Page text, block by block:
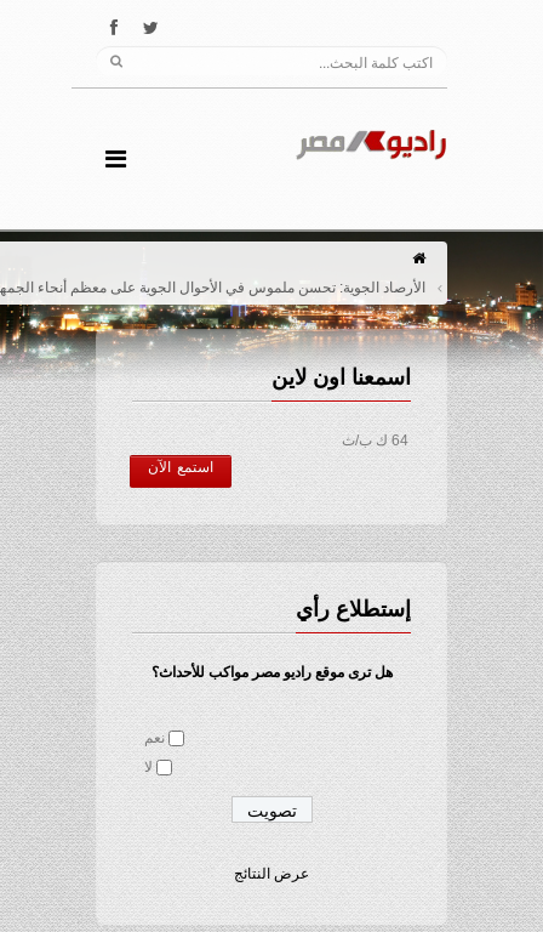
الأرصاد الجوية: تحسن ملموس في الأحوال الجوية على معظم أنحاء الجمهورية
اسمعنا اون لاين
64 ك ب/ث
استمع الآن
إستطلاع رأي
هل ترى موقع راديو مصر مواكب للأحداث؟
نعم
عرض النتائج